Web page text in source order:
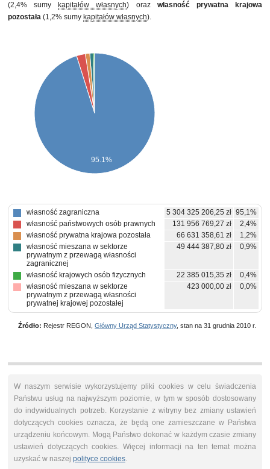
(2,4% sumy
kapitałów własnych) oraz własność prywatna krajowa
pozostała (1,2% sumy kapitałów własnych).
95.1%
własność zagraniczna 5 304 325 206,25 zł 95,1%
własność państwowych osób prawnych
131 956 769,27 zł
2,4%
własność prywatna krajowa pozostała
66 631 358,61 zł
1,2%
własność mieszana w sektorze
prywatnym z przewagą własności
zagranicznej
49 444 387,80 zł 0,9%
własność krajowych osób fizycznych 22 385 015,35 zł
0,4%
własność mieszana w sektorze
prywatnym z przewagą własności
prywatnej krajowej pozostałej
423 000,00 zł 0,0%
Źródło: Rejestr REGON, Główny Urząd Statystyczny, stan na 31 grudnia 2010 r.
W naszym serwisie wykorzystujemy pliki cookies w celu świadczenia
Państwu usług na najwyższym poziomie, w tym w sposób dostosowany
do indywidualnych potrzeb. Korzystanie z witryny bez zmiany ustawień
dotyczących cookies oznacza, że będą one zamieszczane w Państwa
urządzeniu końcowym. Mogą Państwo dokonać w każdym czasie zmiany
ustawień dotyczących cookies. Więcej informacji na ten temat można
uzyskać w naszej polityce cookies.